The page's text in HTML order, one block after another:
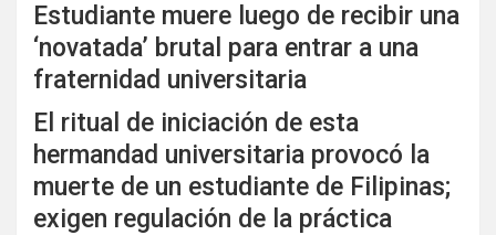
Estudiante muere luego de recibir una
‘novatada’ brutal para entrar a una
fraternidad universitaria
El ritual de iniciación de esta
hermandad universitaria provocó la
muerte de un estudiante de Filipinas;
exigen regulación de la práctica